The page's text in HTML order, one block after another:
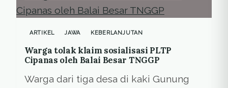
ARTIKEL JAWA KEBERLANJUTAN
Warga tolak klaim sosialisasi PLTP
Cipanas oleh Balai Besar TNGGP
Warga dari tiga desa di kaki Gunung